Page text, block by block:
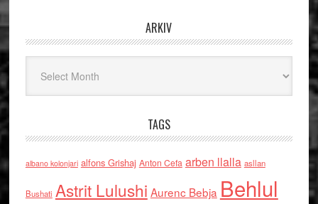
ARKIV
TAGS
albano kolonjari alfons Grishaj Anton Cefa arben llalla asllan
Bushati Astrit Lulushi Aurenc Bebja Behlul